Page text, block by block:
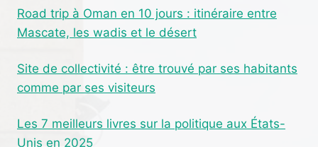
ANALYSÉES
Road trip à Oman en 10 jours : itinéraire entre
Mascate, les wadis et le désert
Site de collectivité : être trouvé par ses habitants
comme par ses visiteurs
Les 7 meilleurs livres sur la politique aux États-
Unis en 2025